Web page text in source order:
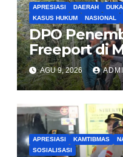
APRESIASI DAERAH
KASUS HUKUM
NASIONAL
DPO
Freeport di
Satgas
AGU 9, 2026
APRESIASI KAMTIBMAS
SOSIALISASI